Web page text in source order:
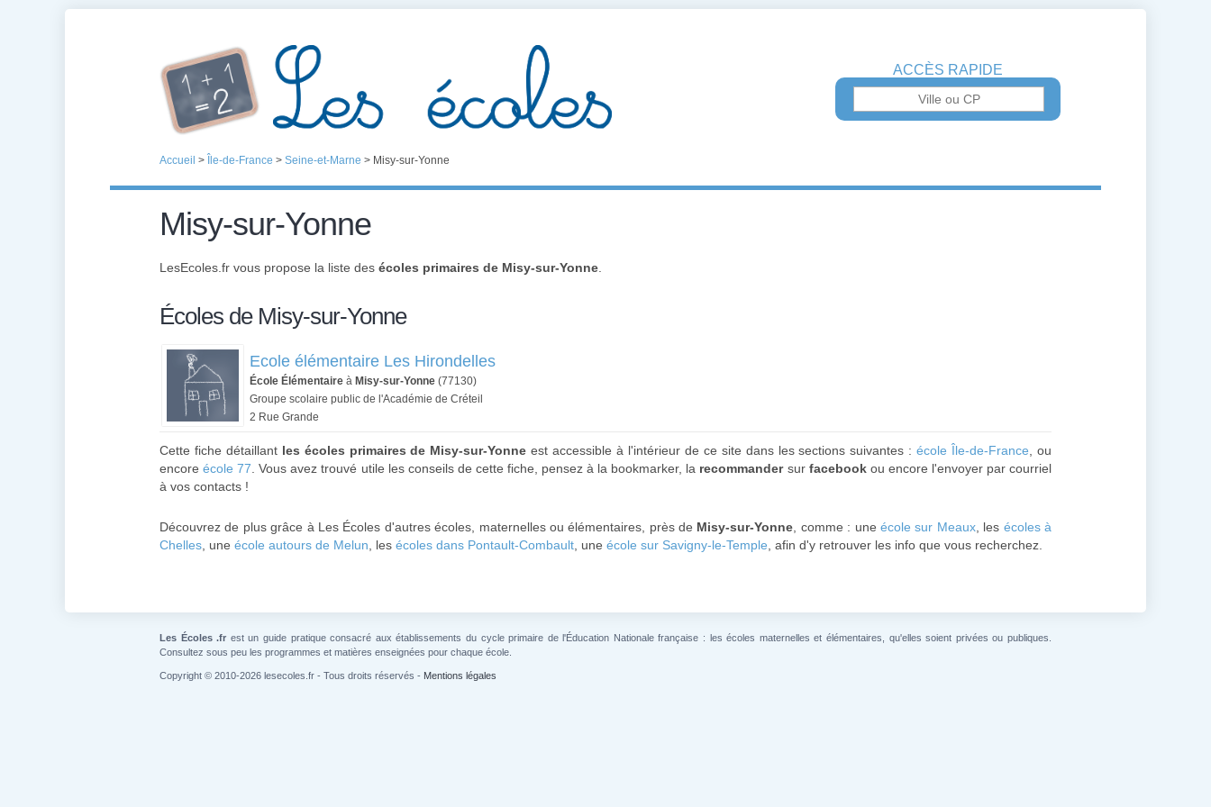
ACCÈS RAPIDE
Accueil > Île-de-France > Seine-et-Marne > Misy-sur-Yonne
Misy-sur-Yonne
LesEcoles.fr vous propose la liste des écoles primaires de Misy-sur-Yonne
Écoles de Misy-sur-Yonne
Ecole élémentaire Les Hirondelles
École Élémentaire à Misy-sur-Yonne (77130)
Groupe scolaire public de l'Académie de Créteil
2 Rue Grande
Cette fiche détaillant les écoles primaires de Misy-sur-Yonne est accessible à l'intérieur de ce site dans les sections suivantes :école Île-de-France , ou
encoreécole 77 . Vous avez trouvé utile les conseils de cette fiche, pensez à la bookmarker, la recommandersur facebookou encore l'envoyer par courriel
à vos contacts !
Découvrez de plus grâce à Les Écoles d'autres écoles, maternelles ou élémentaires, près de Misy-sur-Yonne , comme : uneécole sur Meaux, les écoles à
Chelles , une école autours de Melun , les écoles dans Pontault-Combault , une école sur Savigny-le-Temple , afin d'y retrouver les info que vous recherchez.
Les Écoles .fr est un guide pratique consacré aux établissements du cycle primaire de l'Éducation Nationale française : les écoles maternelles et élémentaires, qu'elles soient privées ou publiques.
Consultez sous peu les programmes et matières enseignées pour chaque école.
Copyright © 2010-2026 lesecoles.fr - Tous droits réservés - Mentions légales